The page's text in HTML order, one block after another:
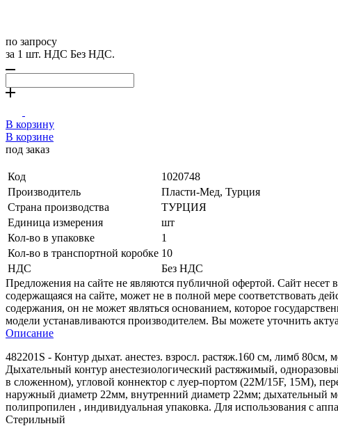
по запросу
за 1 шт. НДС Без НДС.
В корзину
В корзине
под заказ
Код
1020748
Производитель
Пласти-Мед, Турция
Страна производства
ТУРЦИЯ
Единица измерения
шт
Кол-во в упаковке
1
Кол-во в транспортной коробке 10
НДС
Без НДС
Предложения на сайте не являются публичной офертой. Сайт
содержащаяся на сайте, может не в полной мере соответствовать
содержания, он не может являться основанием, которое
модели устанавливаются производителем. Вы можете уточнить
Описание
482201S - Контур дыхат. анестез. взросл. растяж.160 см, лимб
Дыхательный контур анестезиологический растяжимый,
в сложенном), угловой коннектор с луер-портом (22М/15F, 15M),
наружный диаметр 22мм, внутренний диаметр 22мм; дыхательный
полипропилен , индивидуальная упаковка. Для использования с
Стерильный